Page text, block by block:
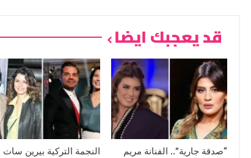
قد يعجبك ايضا
“صدقة جارية”.. الفنانة مريم
النجمة التركية بيرين سات